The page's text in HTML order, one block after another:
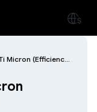
NVIDIA RTX 3070 Ti Micron (Efficiency Overclock)